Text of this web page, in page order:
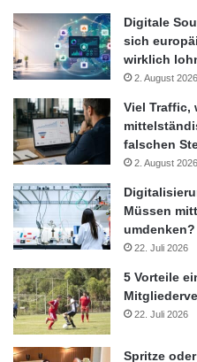
Der Weg zur Auszeichnung
Biologische Vielfalt 2011-2020
sind eine kompetente
Deutschland beteiligt. Der
Schwarzwald hat am
wurde im April 2013 als UN-
ausgezeichnet, setzte sich
Abstimmung als
Fachjury aus zehn
des Jahres 2013 der UN-
Ziel der UN-Dekade
Deutschland ist es, möglichst
Erhaltung der biologischen
Wettbewerb ist eine von vielen
erreicht werden soll.
Digitale
sich
wirklich
2. August 2026
Viel Traffic,
falschen
2. August 2026
Müssen
umdenken?
22. Juli 2026
5 Vorteile
22. Juli 2026
Spritze